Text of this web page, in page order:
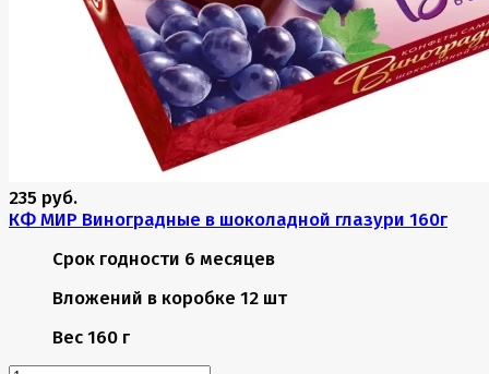
235 руб.
КФ МИР Виноградные в шоколадной глазури 160г
Срок годности 6 месяцев
Вложений в коробке 12 шт
Вес 160 г